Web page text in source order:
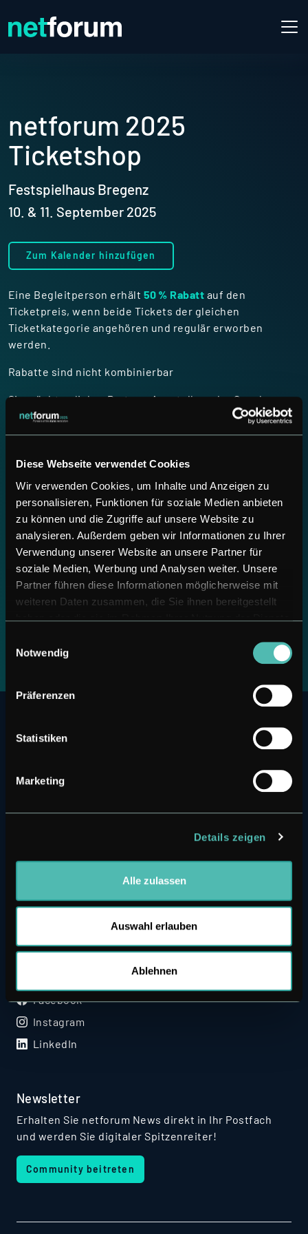
Diese Webseite verwendet Cookies
Wir verwenden Cookies, um Inhalte und Anzeigen zu
personalisieren, Funktionen für soziale Medien anbieten
zu können und die Zugriffe auf unsere Website zu
analysieren. Außerdem geben wir Informationen zu Ihrer
Verwendung unserer Website an unsere Partner für
soziale Medien, Werbung und Analysen weiter. Unsere
Partner führen diese Informationen möglicherweise mit
weiteren Daten zusammen, die Sie ihnen bereitgestellt
haben oder die sie im Rahmen Ihrer Nutzung der Dienste
Notwendig
Präferenzen
Statistiken
Marketing
Details zeigen
Alle zulassen
Auswahl erlauben
Ablehnen
Nutze unseren genialen Duo
netforum 2025
Ticketshop
Festspielhaus Bregenz
10. & 11. September 2025
Zum Kalender hinzufügen
Eine Begleitperson erhält 50 % Rabatt auf den
Ticketpreis, wenn beide Tickets der gleichen
Ticketkategorie angehören und regulär erworben
werden.
Rabatte sind nicht kombinierbar
Sie möchten lieber Partner, Aussteller oder Speaker
werden?
Hier geht es zurnetforum 2025 Partner- & Sponsoren-
Der Buchungszeitraum für diese Veranstaltung ist
beendet.
netforum 2023
Speaker 2023
Rahmenprogramm '23
Impressionen
Facebook
Instagram
LinkedIn
Newsletter
Erhalten Sie netforum News direkt in Ihr Postfach
und werden Sie digitaler Spitzenreiter!
Community beitreten